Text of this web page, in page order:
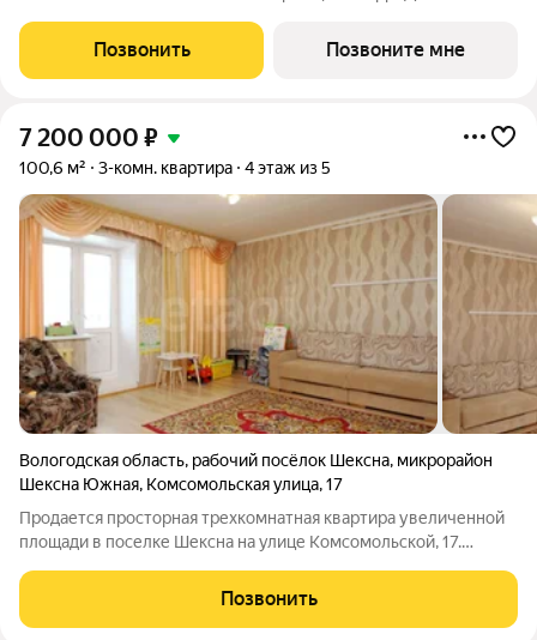
прогулок рядом с домом - на закрытой территории двора с
детским лабиринтом,
Позвонить Позвоните мне
7 200 000 ₽
100,6 м² 3-комн. квартира 4 этаж из 5
Вологодская область, рабочий посёлок Шексна, микрорайон
Шексна Южная, Комсомольская улица,17
Продается просторная трехкомнатная квартира увеличенной
площади в поселке Шексна на улице Комсомольской, 17.
кирпичного дома, что гарантирует надежность и тишину.
Квартира находится в отличном
Позвонить